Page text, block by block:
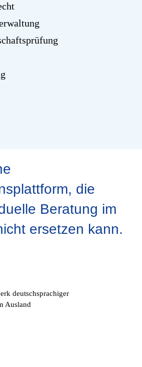
die
Beratung im
ersetzen kann.
deutschsprachiger
Ausland